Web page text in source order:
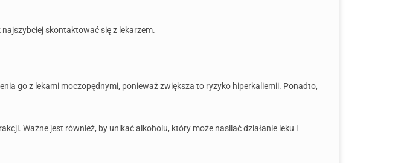
skontaktować się z lekarzem.
go z lekami moczopędnymi, ponieważ zwiększa to ryzyko hiperkaliemii. Ponadto,
Ważne jest również, by unikać alkoholu, który może nasilać działanie leku i